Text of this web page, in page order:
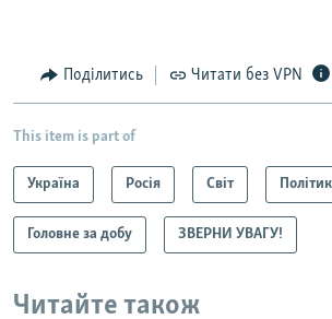
Поділитись Читати без VPN
This item is part of
Україна Росія Світ
Головне за добу ЗВЕРНИ УВАГУ!
Читайте також